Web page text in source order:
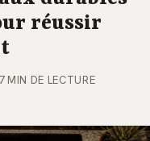
réussir
7 MIN DE LECTURE